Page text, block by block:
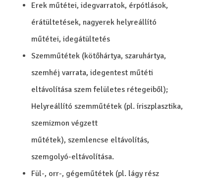
Erek műtétei, idegvarratok, érpótlások,
érátültetések, nagyerek helyreállító
műtétei, idegátültetés
Szemműtétek (kötőhártya, szaruhártya,
szemhéj varrata, idegentest műtéti
eltávolítása szem felületes rétegeiből);
Helyreállító szemműtétek (pl. íriszplasztika,
szemizmon végzett
műtétek), szemlencse eltávolítás,
szemgolyó-eltávolítása.
Fül-, orr-, gégeműtétek (pl. lágy rész